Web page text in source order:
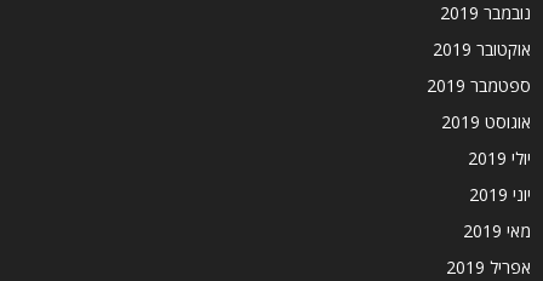
נובמבר 2019
אוקטובר 2019
ספטמבר 2019
אוגוסט 2019
יולי 2019
יוני 2019
מאי 2019
אפריל 2019